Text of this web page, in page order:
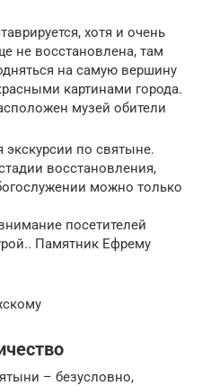
хотя и очень
не восстановлена, там
на самую вершину
картинами города.
музей обители
по святыне.
восстановления,
можно только
посетителей
Памятник Ефрему
– безусловно,